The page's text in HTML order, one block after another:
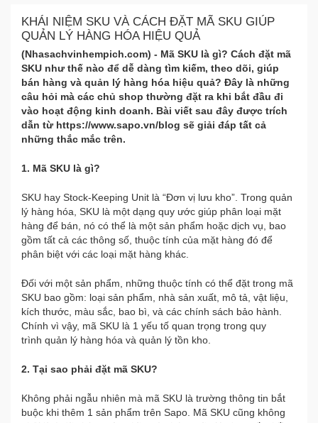
KHÁI NIỆM SKU VÀ CÁCH ĐẶT MÃ SKU GIÚP
QUẢN LÝ HÀNG HÓA HIỆU QUẢ
(Nhasachvinhempich.com) - Mã SKU là gì? Cách đặt mã
SKU như thế nào để dễ dàng tìm kiếm, theo dõi, giúp
bán hàng và quản lý hàng hóa hiệu quả? Đây là những
câu hỏi mà các chủ shop thường đặt ra khi bắt đầu đi
vào hoạt động kinh doanh. Bài viết sau đây được trích
dẫn từ https://www.sapo.vn/blog sẽ giải đáp tất cả
những thắc mắc trên.
1. Mã SKU là gì?
SKU hay Stock-Keeping Unit là “Đơn vị lưu kho”. Trong quản
lý hàng hóa, SKU là một dạng quy ước giúp phân loại mặt
hàng để bán, nó có thể là một sản phẩm hoặc dịch vụ, bao
gồm tất cả các thông số, thuộc tính của mặt hàng đó để
phân biệt với các loại mặt hàng khác.
Đối với một sản phẩm, những thuộc tính có thể đặt trong mã
SKU bao gồm: loại sản phẩm, nhà sản xuất, mô tả, vật liệu,
kích thước, màu sắc, bao bì, và các chính sách bảo hành.
Chính vì vậy, mã SKU là 1 yếu tố quan trọng trong quy
trình quản lý hàng hóa và quản lý tồn kho.
2. Tại sao phải đặt mã SKU?
Không phải ngẫu nhiên mà mã SKU là trường thông tin bắt
buộc khi thêm 1 sản phẩm trên Sapo. Mã SKU cũng không